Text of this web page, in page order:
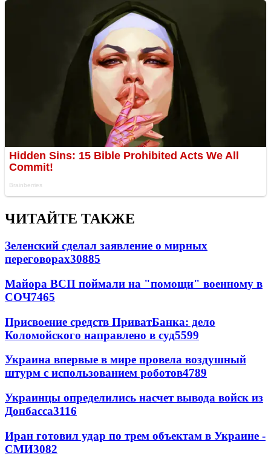
ЧИТАЙТЕ ТАКЖЕ
Зеленский сделал заявление о мирных
переговорах30885
Майора ВСП поймали на "помощи" военному в
СОЧ7465
Присвоение средств ПриватБанка: дело
Коломойского направлено в суд5599
Украина впервые в мире провела воздушный
штурм с использованием роботов4789
Украинцы определились насчет вывода войск из
Донбасса3116
Иран готовил удар по трем объектам в Украине -
СМИ3082